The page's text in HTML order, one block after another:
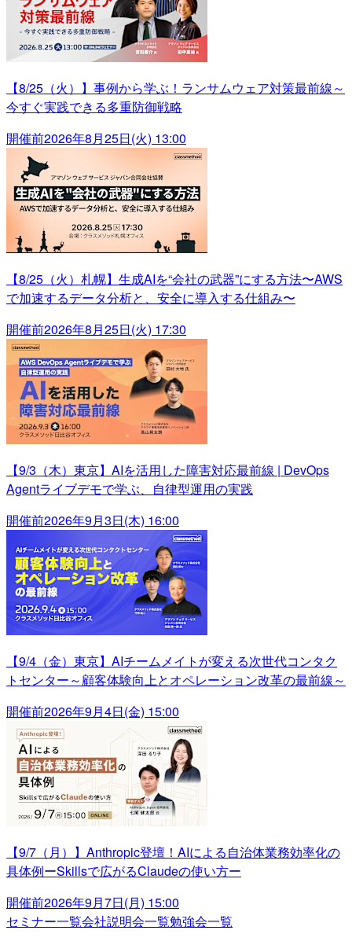
【8/25（火）】事例から学ぶ！ランサムウェア対策最前線～
今すぐ実践できる多重防御戦略
開催前2026年8月25日(火) 13:00
【8/25（火）札幌】生成AIを“会社の武器”にする方法〜AWS
で加速するデータ分析と、安全に導入する仕組み〜
開催前2026年8月25日(火) 17:30
【9/3（木）東京】AIを活用した障害対応最前線 | DevOps
Agentライブデモで学ぶ、自律型運用の実践
開催前2026年9月3日(木) 16:00
【9/4（金）東京】AIチームメイトが変える次世代コンタク
トセンター～顧客体験向上とオペレーション改革の最前線～
開催前2026年9月4日(金) 15:00
【9/7（月）】Anthropic登壇！AIによる自治体業務効率化の
具体例ーSkillsで広がるClaudeの使い方ー
開催前2026年9月7日(月) 15:00
セミナー一覧会社説明会一覧勉強会一覧